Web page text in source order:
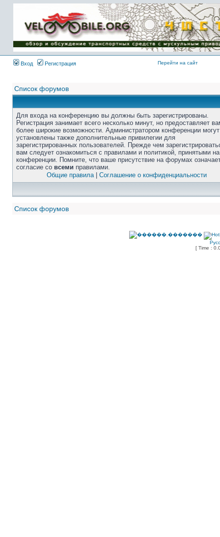
Вход Регистрация Перейти на сайт
Список форумов
Для входа на конференцию вы должны быть зарегистрированы.
Регистрация занимает всего несколько минут, но предоставляет
более широкие возможности. Администратором конференции
установлены также дополнительные привилегии для
зарегистрированных пользователей. Прежде чем
вам следует ознакомиться с правилами и политикой, принятыми на
конференции. Помните, что ваше присутствие на форумах
согласие со всеми правилами.
Общие правила| Соглашение о конфиденциальности
Список форумов
[ Time :